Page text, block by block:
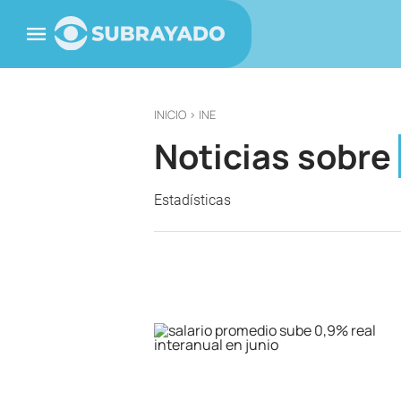
INICIO > INE
Noticias sobre
Estadísticas